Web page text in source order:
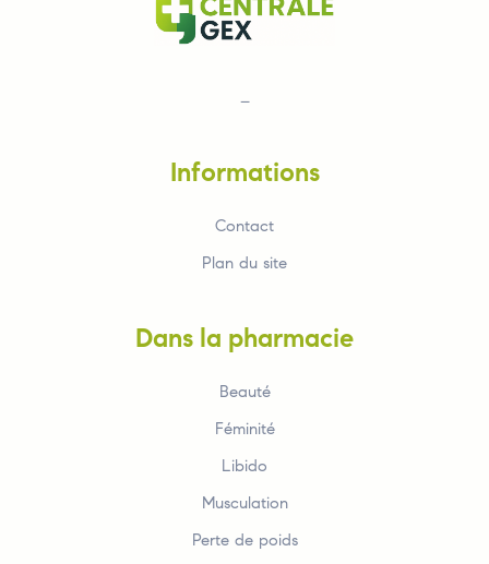
–
Informations
Contact
Plan du site
Dans la pharmacie
Beauté
Féminité
Libido
Musculation
Perte de poids